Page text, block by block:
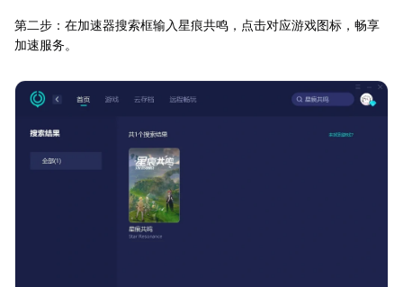
第二步：在加速器搜索框输入星痕共鸣，点击对应游戏图标，畅享
加速服务。